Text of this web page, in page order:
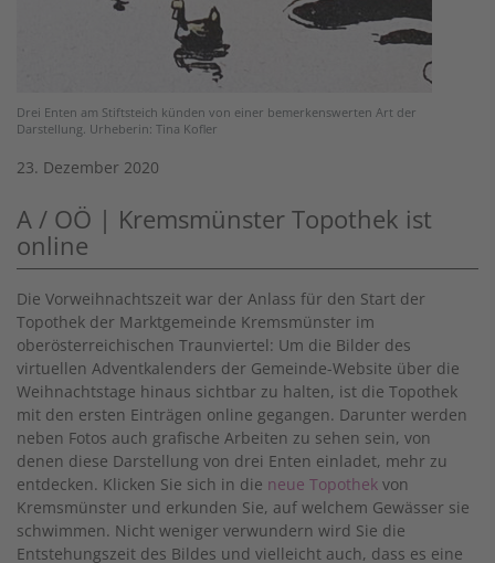
Drei Enten am Stiftsteich künden von einer bemerkenswerten Art der
Darstellung. Urheberin: Tina Kofler
23. Dezember 2020
A / OÖ | Kremsmünster Topothek ist
online
Die Vorweihnachtszeit war der Anlass für den Start der
Topothek der Marktgemeinde Kremsmünster im
oberösterreichischen Traunviertel: Um die Bilder des
virtuellen Adventkalenders der Gemeinde-Website über die
Weihnachtstage hinaus sichtbar zu halten, ist die Topothek
mit den ersten Einträgen online gegangen. Darunter werden
neben Fotos auch grafische Arbeiten zu sehen sein, von
denen diese Darstellung von drei Enten einladet, mehr zu
entdecken. Klicken Sie sich in die neue Topothek von
Kremsmünster und erkunden Sie, auf welchem Gewässer sie
schwimmen. Nicht weniger verwundern wird Sie die
Entstehungszeit des Bildes und vielleicht auch, dass es eine